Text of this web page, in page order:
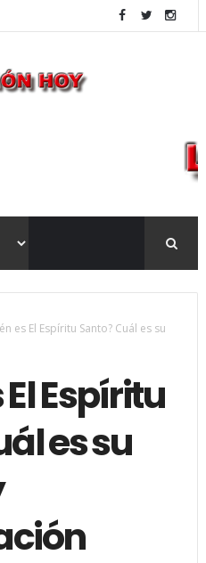
es El Espíritu Santo? Cuál es su
Espíritu
es su